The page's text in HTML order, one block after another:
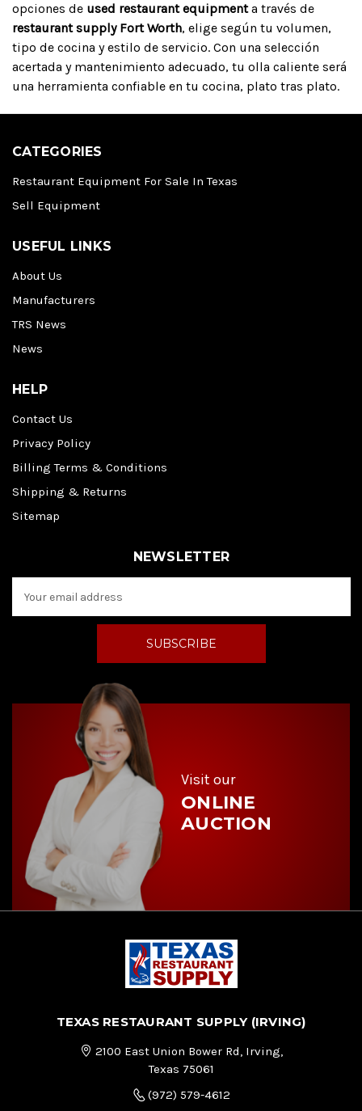
opciones de used restaurant equipmenta través de
restaurant supply Fort Worth, elige según tu volumen,
tipo de cocina y estilo de servicio. Con una selección
acertada y mantenimiento adecuado, tu olla caliente será
una herramienta confiable en tu cocina, plato tras plato.
CATEGORIES
Restaurant Equipment For Sale In Texas
Sell Equipment
USEFUL LINKS
About Us
Manufacturers
TRS News
News
HELP
Contact Us
Privacy Policy
Billing Terms & Conditions
Shipping & Returns
Sitemap
NEWSLETTER
a
d
Visit our
ONLINE
AUCTION
TEXAS RESTAURANT SUPPLY (IRVING)
2100 East Union Bower Rd, Irving,
Texas 75061
(972) 579-4612